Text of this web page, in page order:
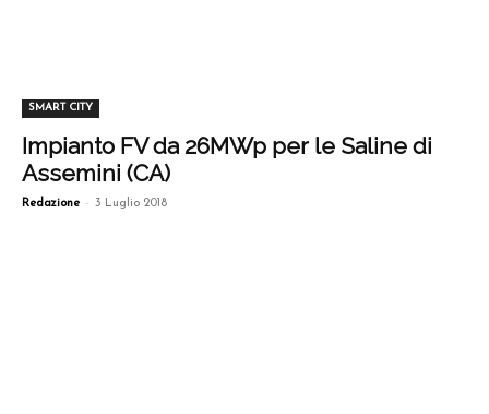
SMART CITY
Impianto FV da 26MWp per le Saline di
Assemini (CA)
Redazione - 3 Luglio 2018